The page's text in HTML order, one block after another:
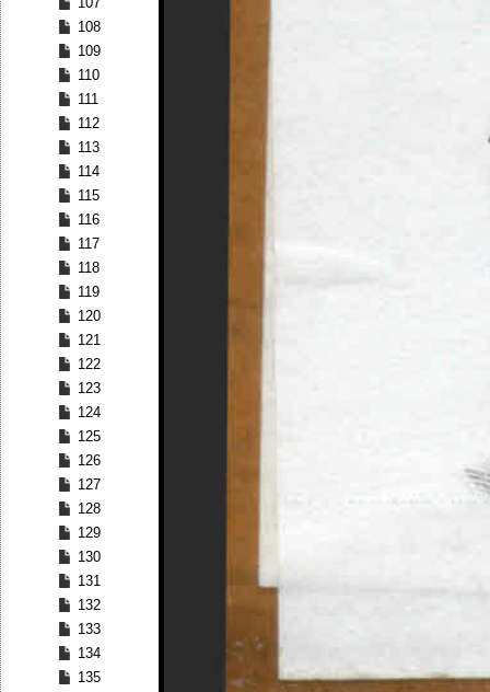
108
109
110
111
112
113
114
115
116
117
118
119
120
121
122
123
124
125
126
127
128
129
130
131
132
133
134
135